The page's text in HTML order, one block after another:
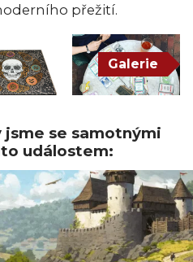
přežití.
Galerie
se samotnými
událostem: